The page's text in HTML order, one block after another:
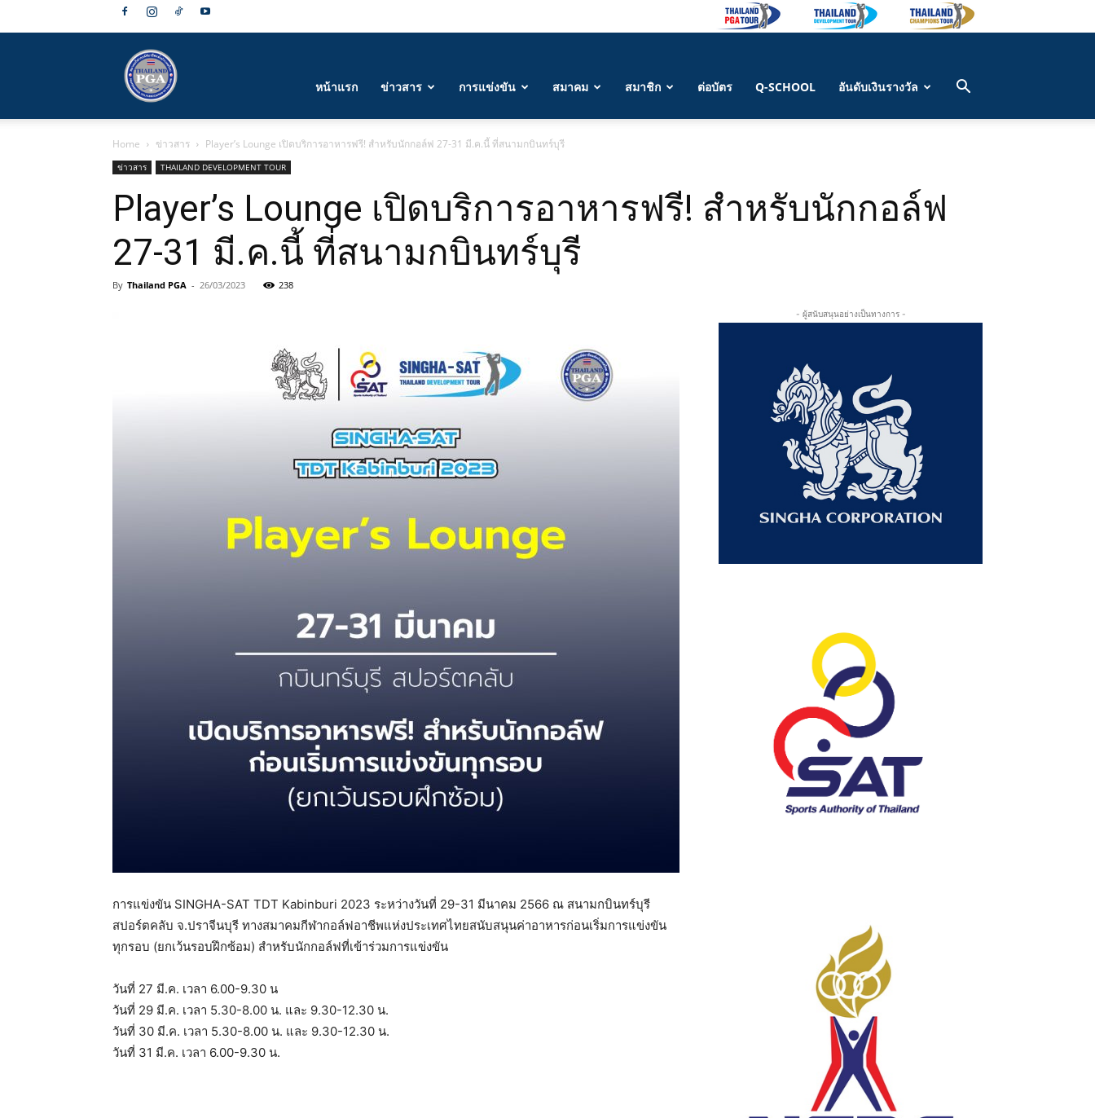
กีฬา
กอล์ฟ
หน้าแรก ข่าวสาร การแข่งขัน สมาคม สมาชิก ต่อบัตร Q-SCHOOL อันดับเงินรางวัล
Home ข่าวสาร Player’s Lounge เปิดบริการอาหารฟรี! สำหรับนักกอล์ฟ 27-31 มี.ค.นี้ ที่สนามกบินทร์บุรี
ข่าวสาร THAILAND DEVELOPMENT TOUR
Player’s Lounge เปิดบริการอาหารฟรี! สำหรับนักกอล์ฟ
27-31 มี.ค.นี้ ที่สนามกบินทร์บุรี
By Thailand PGA - 26/03/2023 238
การแข่งขัน SINGHA-SAT TDT Kabinburi 2023 ระหว่างวันที่ 29-31 มีนาคม 2566 ณ สนามกบินทร์บุรี
สปอร์ตคลับ จ.ปราจีนบุรี ทางสมาคมกีฬากอล์ฟอาชีพแห่งประเทศไทยสนับสนุนค่าอาหารก่อนเริ่มการแข่งขัน
ทุกรอบ (ยกเว้นรอบฝึกซ้อม) สำหรับนักกอล์ฟที่เข้าร่วมการแข่งขัน
วันที่ 27 มี.ค. เวลา 6.00-9.30 น
วันที่ 29 มี.ค. เวลา 5.30-8.00 น. และ 9.30-12.30 น.
วันที่ 30 มี.ค. เวลา 5.30-8.00 น. และ 9.30-12.30 น.
วันที่ 31 มี.ค. เวลา 6.00-9.30 น.
- ผู้สนับสนุนอย่างเป็นทางการ -